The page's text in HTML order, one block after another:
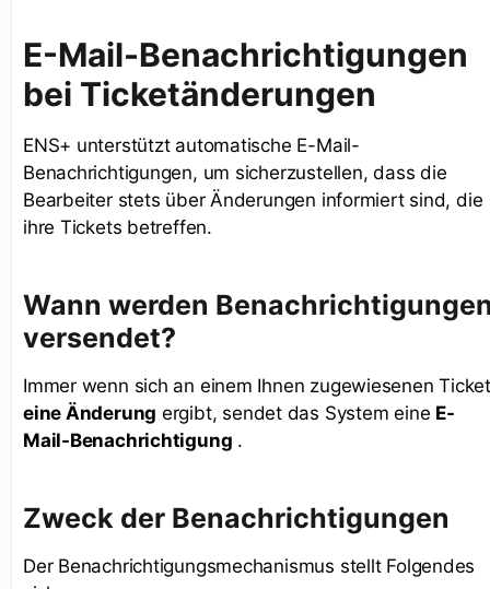
E-Mail-Benachrichtigungen
bei Ticketänderungen
ENS+ unterstützt automatische E-Mail-
Benachrichtigungen, um sicherzustellen, dass die
Bearbeiter stets über Änderungen informiert sind, die
ihre Tickets betreffen.
Wann werden
versendet?
Immer wenn sich an einem Ihnen zugewiesenen Ticket
eine Änderung ergibt, sendet das System eine E-
Mail-Benachrichtigung .
Zweck der Benachrichtigungen
Der Benachrichtigungsmechanismus stellt Folgendes